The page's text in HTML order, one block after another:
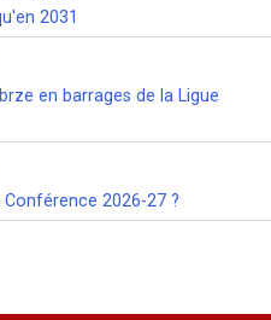
2031
en barrages de la Ligue
2026-27 ?